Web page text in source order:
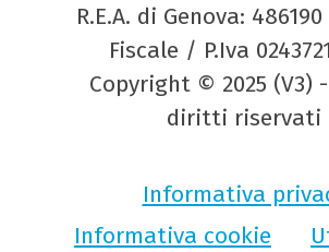
R.E.A. di Genova:
Fiscale / P.Iva
Copyright © 2025 (V3)
diritti riservati
Informativa
Informativa cookie